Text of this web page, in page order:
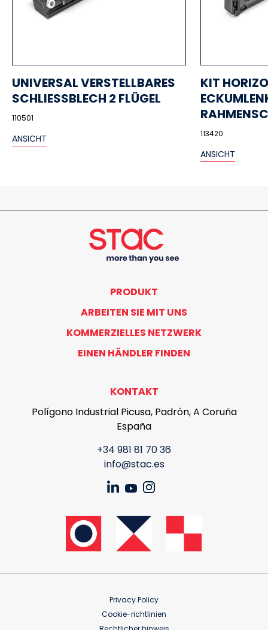
UNIVERSAL VERSTELLBARES
SCHLIESSBLECH 2 FLÜGEL
110501
ANSICHT
KIT
113420
ANSICHT
PRODUKT
ARBEITEN SIE MIT UNS
KOMMERZIELLES NETZWERK
EINEN HÄNDLER FINDEN
KONTAKT
Polígono Industrial Picusa, Padrón, A Coruña
España
+34 981 81 70 36
info@stac.es
Privacy Policy
Cookie-richtlinien